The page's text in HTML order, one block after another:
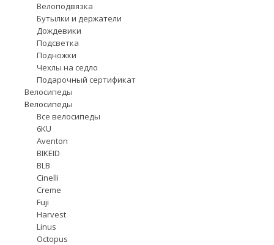
Велоподвязка
Бутылки и держатели
Дождевики
Подсветка
Подножки
Чехлы на седло
Подарочный сертификат
Велосипеды
Велосипеды
Все велосипеды
6KU
Aventon
BIKEID
BLB
Cinelli
Creme
Fuji
Harvest
Linus
Octopus